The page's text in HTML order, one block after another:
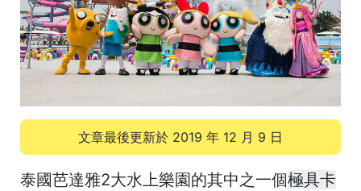
文章最後更新於 2019 年 12 月 9 日
泰國芭達雅2大水上樂園的其中之一個極具卡